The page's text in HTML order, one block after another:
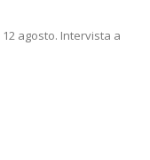
agosto. Intervista a